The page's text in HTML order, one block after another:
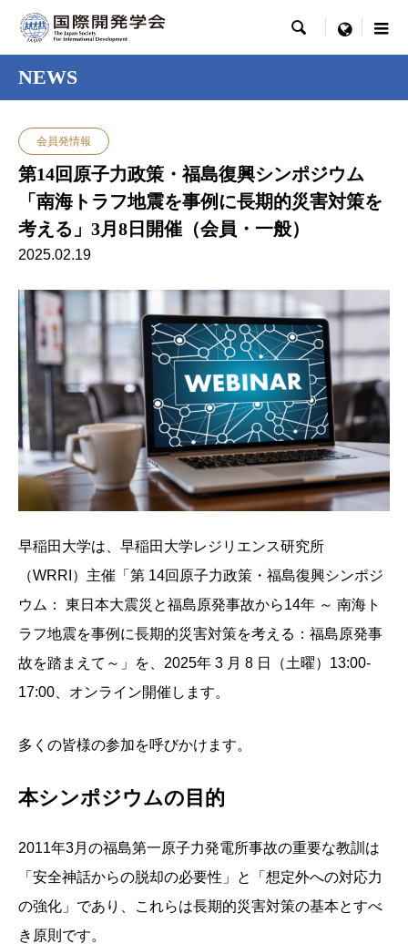
 menu
NEWS
会員発情報
第14回原子力政策・福島復興シンポジウム
「南海トラフ地震を事例に長期的災害対策を
考える」3月8日開催（会員・一般）
2025.02.19
早稲田大学は、早稲田大学レジリエンス研究所
（WRRI）主催「第 14回原子力政策・福島復興シンポジ
ウム： 東日本大震災と福島原発事故から14年 ～ 南海ト
ラフ地震を事例に長期的災害対策を考える：福島原発事
故を踏まえて～」を、2025年 3 月 8 日（土曜）13:00-
17:00、オンライン開催します。
多くの皆様の参加を呼びかけます。
本シンポジウムの目的
2011年3月の福島第一原子力発電所事故の重要な教訓は
「安全神話からの脱却の必要性」と「想定外への対応力
の強化」であり、これらは長期的災害対策の基本とすべ
き原則です。